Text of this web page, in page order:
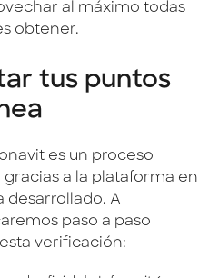
al máximo todas
obtener.
tus puntos
es un proceso
a la plataforma en
desarrollado. A
paso a paso
verificación: